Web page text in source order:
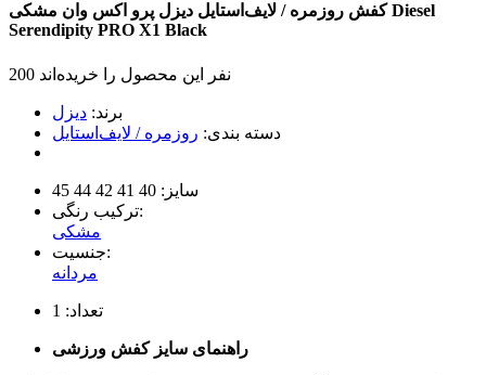
کفش روزمره / لایف‌استایل دیزل پرو اکس وان مشکی
Diesel
Serendipity PRO X1 Black
200 نفر این محصول را خریده‌اند
برند: دیزل
دسته بندی: روزمره / لایف‌استایل
سایز: 40
41
42
44
45
ترکیب رنگی:
مشکی
جنسیت:
مردانه
تعداد: 1
راهنمای سایز کفش ورزشی